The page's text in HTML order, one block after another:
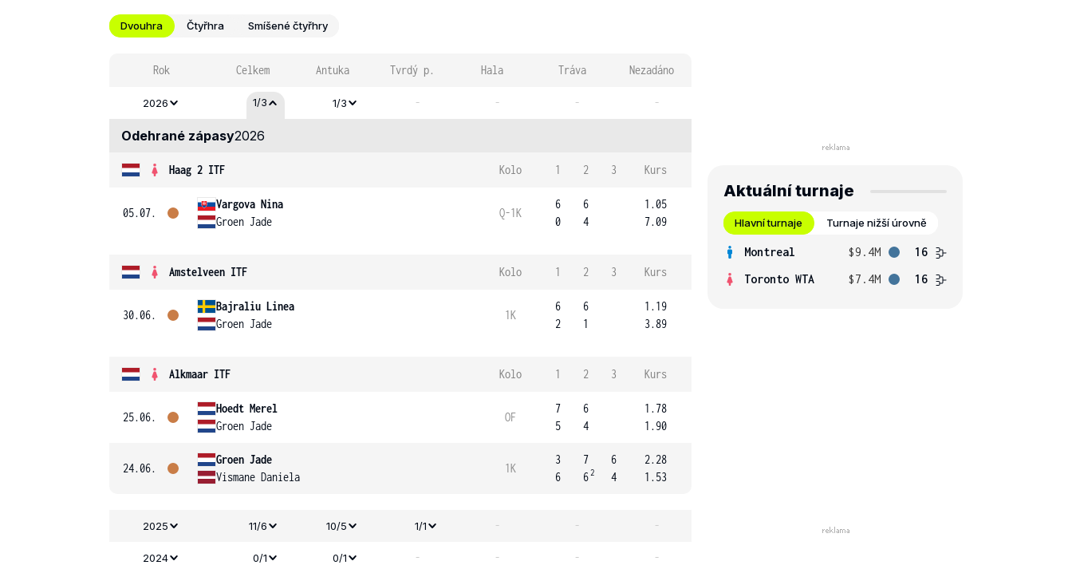
Dvouhra Čtyřhra Smíšené čtyřhry
Rok Celkem Antuka Tvrdý p. Hala Tráva Nezadáno
2026 1/3 1/3 - - - -
Odehrané zápasy2026
Haag 2 ITF Kolo 1 2 3 Kurs
05.07.
Vargova Nina
Groen Jade
Q-1K
6
0
6
4
1.05
7.09
Amstelveen ITF Kolo 1 2 3 Kurs
30.06.
Bajraliu Linea
Groen Jade
1K
6
2
6
1
1.19
3.89
Alkmaar ITF Kolo 1 2 3 Kurs
25.06.
Hoedt Merel
Groen Jade
OF
7
5
6
4
1.78
1.90
24.06.
Groen Jade
Vismane Daniela
1K
3
6
7
62
6
4
2.28
1.53
2025 11/6 10/5 1/1 - - -
2024 0/1 0/1 - - - -
Aktuální turnaje
Hlavní turnaje Turnaje nižší úrovně
Montreal $9.4M
16
Toronto WTA
$7.4M 16